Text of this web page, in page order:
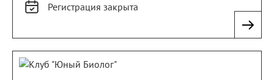
Регистрация закрыта